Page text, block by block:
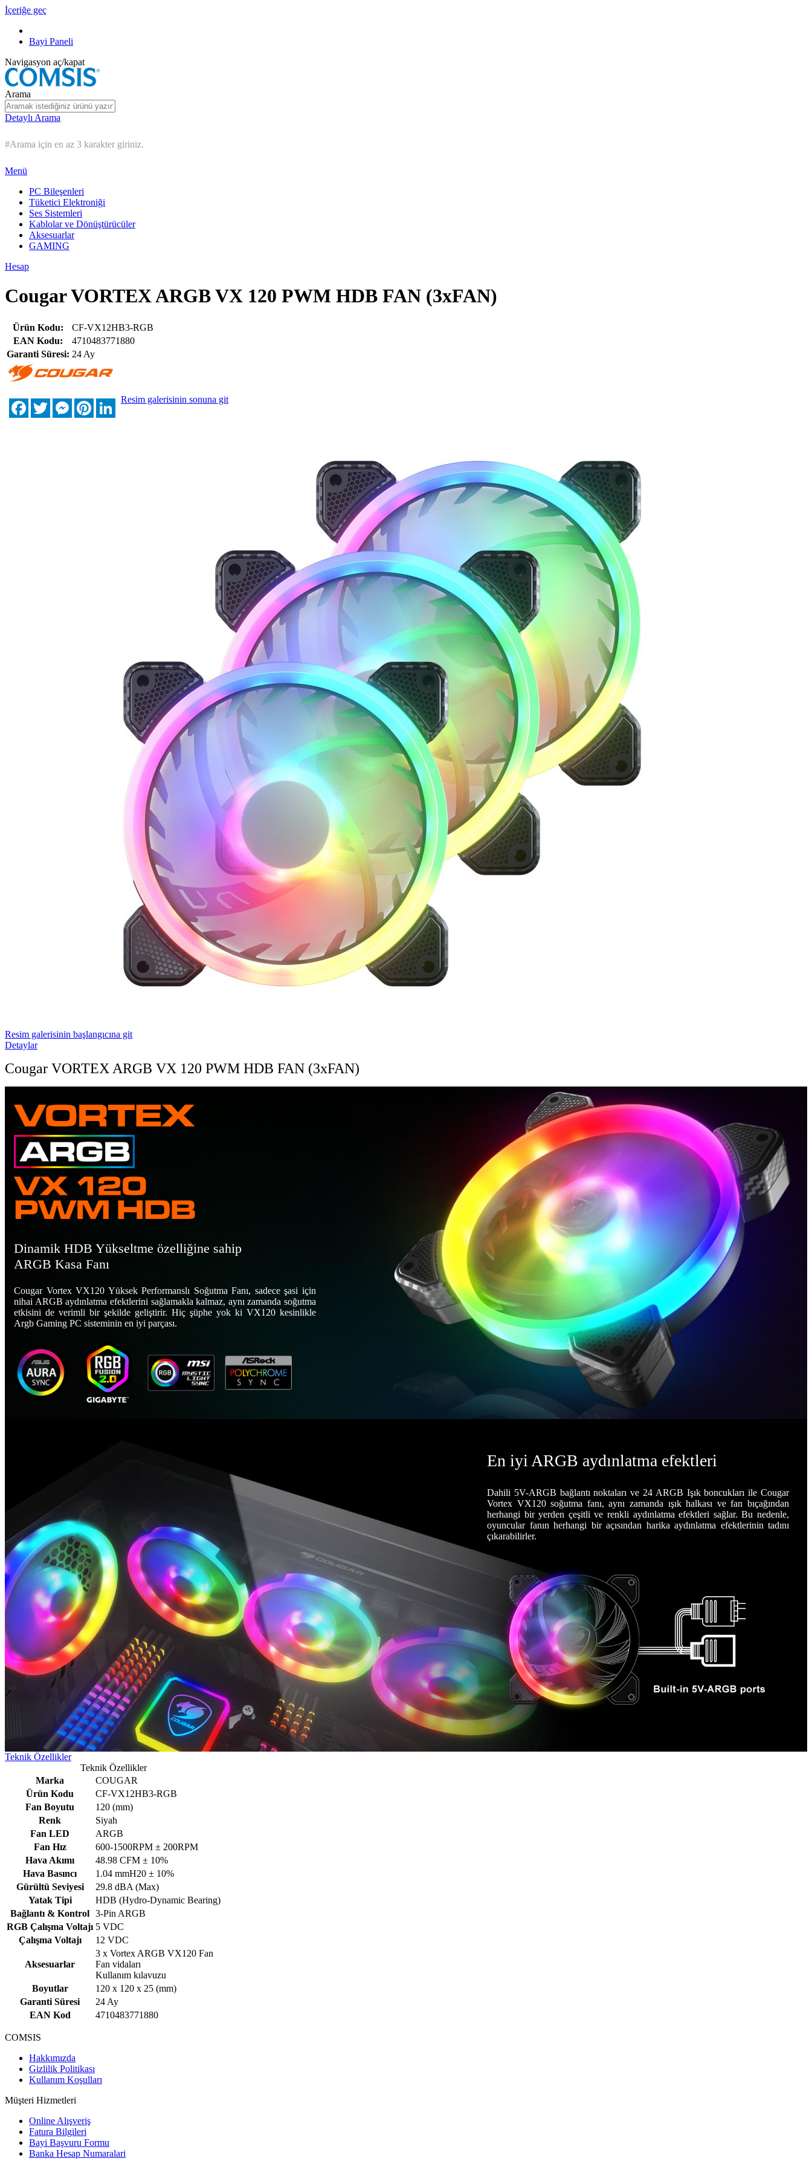
İçeriğe geç
Bayi Paneli
Navigasyon aç/kapat
Arama
Detaylı Arama
#Arama için en az 3 karakter giriniz.
Menü
PC Bileşenleri
Tüketici Elektroniği
Ses Sistemleri
Kablolar ve Dönüştürücüler
Aksesuarlar
GAMING
Hesap
Cougar VORTEX ARGB VX 120 PWM HDB FAN (3xFAN)
Ürün Kodu:
CF-VX12HB3-RGB
EAN Kodu:
4710483771880
Garanti Süresi: 24 Ay
FacebookTwitterMessengerPinterestLinkedIn
Resim galerisinin sonuna git
Resim galerisinin başlangıcına git
Detaylar
Cougar VORTEX ARGB VX 120 PWM HDB FAN (3xFAN)
Dinamik HDB Yükseltme özelliğine sahip
ARGB Kasa Fanı
Cougar Vortex VX120 Yüksek Performanslı Soğutma Fanı, sadece şasi için
nihai ARGB aydınlatma efektlerini sağlamakla kalmaz, aynı zamanda soğutma
etkisini de verimli bir şekilde geliştirir. Hiç şüphe yok ki VX120 kesinlikle
Argb Gaming PC sisteminin en iyi parçası.
En iyi ARGB aydınlatma efektleri
Dahili 5V-ARGB bağlantı noktaları ve 24 ARGB Işık boncukları ile Cougar
Vortex VX120 soğutma fanı, aynı zamanda ışık halkası ve fan bıçağından
herhangi bir yerden çeşitli ve renkli aydınlatma efektleri sağlar. Bu nedenle,
oyuncular fanın herhangi bir açısından harika aydınlatma efektlerinin tadını
çıkarabilirler.
Teknik Özellikler
Teknik Özellikler
Marka
COUGAR
Ürün Kodu
CF-VX12HB3-RGB
Fan Boyutu
120 (mm)
Renk
Siyah
Fan LED
ARGB
Fan Hız
600-1500RPM ± 200RPM
Hava Akımı
48.98 CFM ± 10%
Hava Basıncı
1.04 mmH20 ± 10%
Gürültü Seviyesi
29.8 dBA (Max)
Yatak Tipi
HDB (Hydro-Dynamic Bearing)
Bağlantı & Kontrol 3-Pin ARGB
RGB Çalışma Voltajı 5 VDC
Çalışma Voltajı
12 VDC
Aksesuarlar
3 x Vortex ARGB VX120 Fan
Fan vidaları
Kullanım kılavuzu
Boyutlar
120 x 120 x 25 (mm)
Garanti Süresi
24 Ay
EAN Kod
4710483771880
COMSIS
Hakkımızda
Gizlilik Politikası
Kullanım Koşulları
Müşteri Hizmetleri
Online Alışveriş
Fatura Bilgileri
Bayi Başvuru Formu
Banka Hesap Numaralari